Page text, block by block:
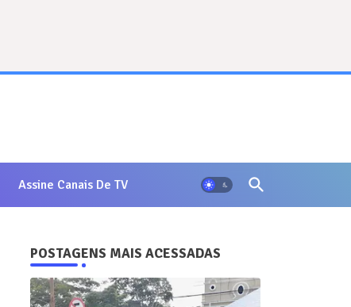
Assine Canais De TV
POSTAGENS MAIS ACESSADAS